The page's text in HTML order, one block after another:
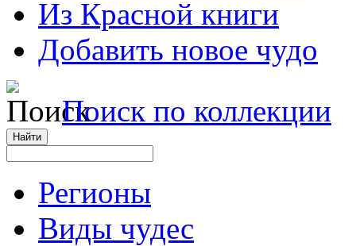
Из Красной книги
Добавить новое чудо
Поиск по коллекции
Регионы
Виды чудес